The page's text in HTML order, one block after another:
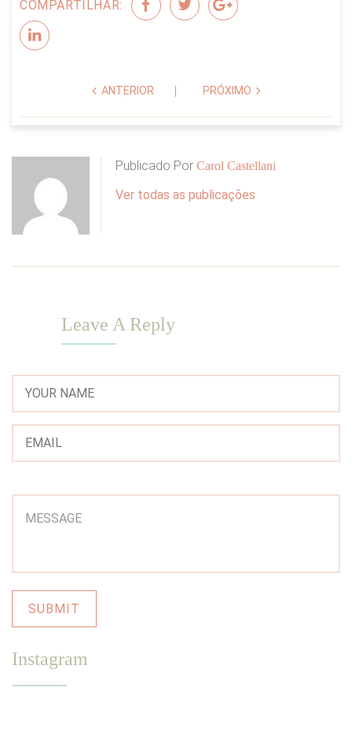
COMPARTILHAR:
ANTERIOR PRÓXIMO
Publicado Por Carol Castellani
Ver todas as publicações
Leave A Reply
Instagram